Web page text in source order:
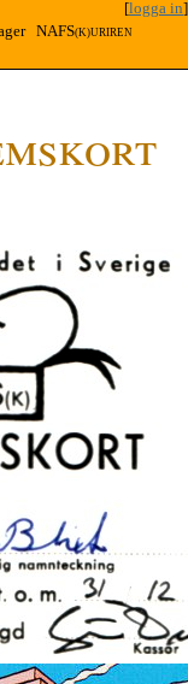
[logga in]
NAFS(K)URIREN